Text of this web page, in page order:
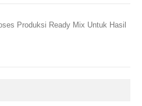
Produksi Ready Mix Untuk Hasil